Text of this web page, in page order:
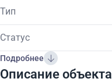
Тип
Статус
Подробнее
Описание объекта